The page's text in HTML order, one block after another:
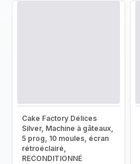
Cake Factory Délices
Silver, Machine à gâteaux,
5 prog, 10 moules, écran
rétroéclairé,
RECONDITIONNÉ